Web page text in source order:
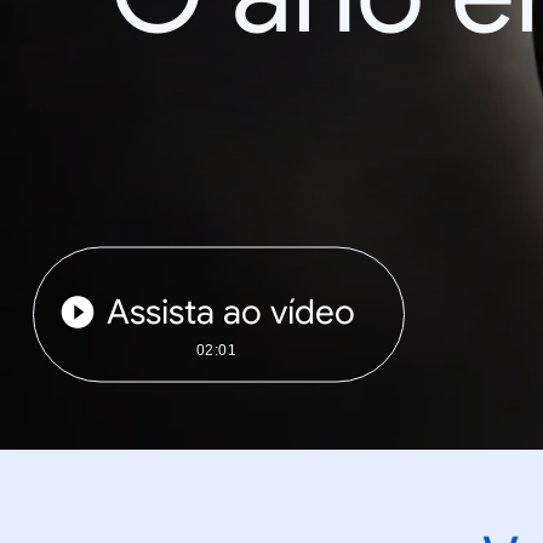
Assista ao vídeo
02:01